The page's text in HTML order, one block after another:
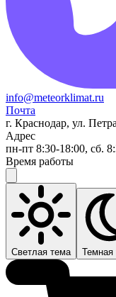
info@meteorklimat.ru
Почта
г. Краснодар, ул.
Адрес
пн-пт 8:30-18:00, сб.
Время работы
Светлая тема Темная